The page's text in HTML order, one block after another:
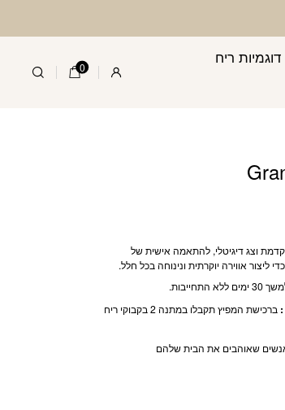
דוגמיות ריח
0
וצג דיגיטלי, להתאמה אישית של
אווירה יוקרתית ונינוחה בכל חלל.
ברכישת המפיץ תקבלו במתנה 2 בקבוקי ריח